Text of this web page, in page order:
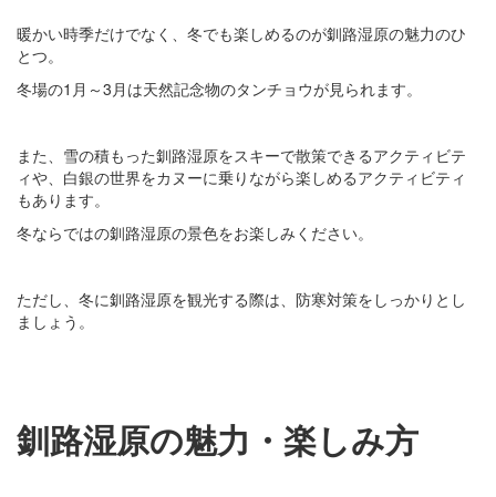
暖かい時季だけでなく、冬でも楽しめるのが釧路湿原の魅力のひ
とつ。
冬場の1月～3月は天然記念物のタンチョウが見られます。
また、雪の積もった釧路湿原をスキーで散策できるアクティビテ
ィや、白銀の世界をカヌーに乗りながら楽しめるアクティビティ
もあります。
冬ならではの釧路湿原の景色をお楽しみください。
ただし、冬に釧路湿原を観光する際は、防寒対策をしっかりとし
ましょう。
釧路湿原の魅力・楽しみ方